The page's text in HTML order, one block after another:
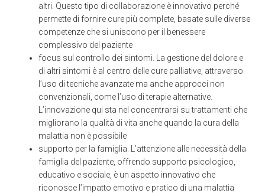
altri. Questo tipo di collaborazione è innovativo perché
permette di fornire cure più complete, basate sulle diverse
competenze che si uniscono per il benessere
complessivo del paziente
focus sul controllo dei sintomi. La gestione del dolore e
di altri sintomi è al centro delle cure palliative, attraverso
l’uso di tecniche avanzate ma anche approcci non
convenzionali, come l’uso di terapie alternative.
L’innovazione qui sta nel concentrarsi su trattamenti che
migliorano la qualità di vita anche quando la cura della
malattia non è possibile
supporto per la famiglia. L’attenzione alle necessità della
famiglia del paziente, offrendo supporto psicologico,
educativo e sociale, è un aspetto innovativo che
riconosce l’impatto emotivo e pratico di una malattia